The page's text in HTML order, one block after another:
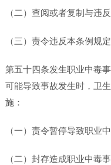
（二）查阅或者复制与违
（三）责令违反本条例规
第五十四条发生职业中毒
可能导致事故发生时，卫
施：
（一）责令暂停导致职业
（二）封存造成职业中毒